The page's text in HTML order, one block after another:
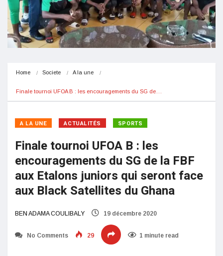
Home Societe A la une
Finale tournoi UFOA B : les encouragements du SG de…
A LA UNE ACTUALITÉS SPORTS
Finale tournoi UFOA B : les
encouragements du SG de la FBF
aux Etalons juniors qui seront face
aux Black Satellites du Ghana
BEN ADAMA COULIBALY 19 décembre 2020
No Comments 29 1 minute read